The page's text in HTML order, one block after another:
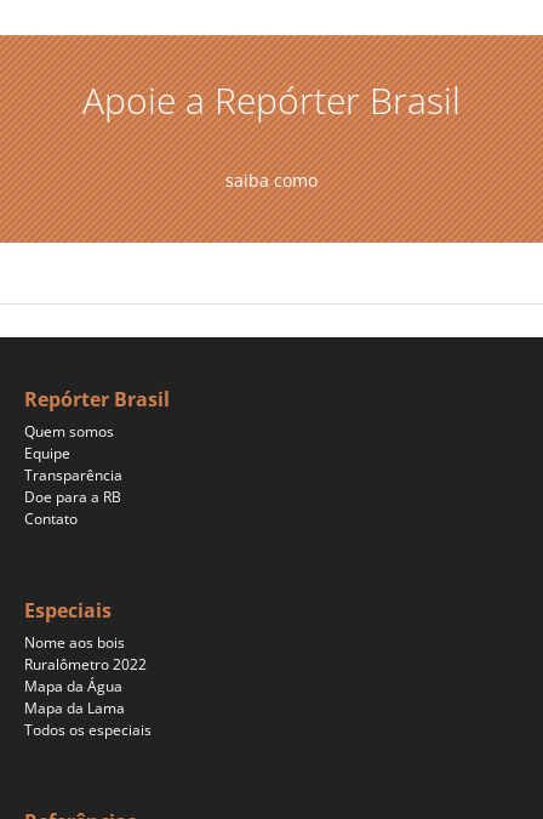
Apoie a Repórter Brasil
saiba como
Repórter Brasil
Quem somos
Equipe
Transparência
Doe para a RB
Contato
Especiais
Nome aos bois
Ruralômetro 2022
Mapa da Água
Mapa da Lama
Todos os especiais